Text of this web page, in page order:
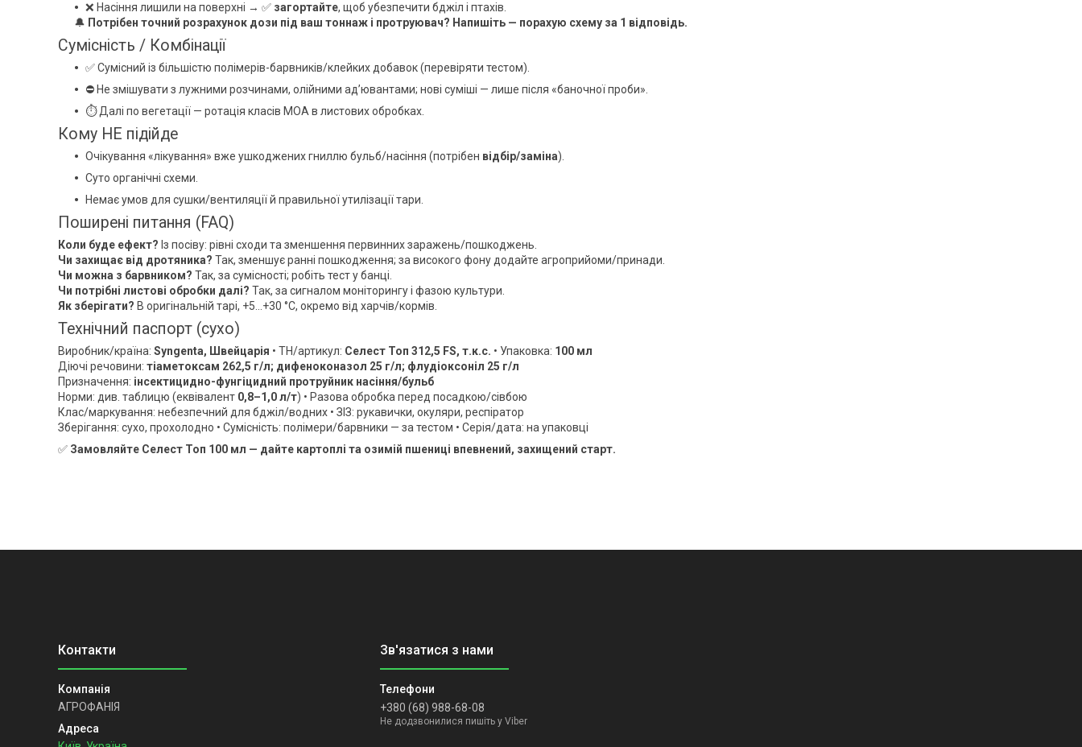
❌ Насіння лишили на поверхні → ✅ загортайте, щоб убезпечити бджіл і птахів.
🔔 Потрібен точний розрахунок дози під ваш тоннаж і протруювач? Напишіть — порахую схему за 1 відповідь.
Сумісність / Комбінації
✅ Сумісний із більшістю полімерів-барвників/клейких добавок (перевіряти тестом).
⛔ Не змішувати з лужними розчинами, олійними ад’ювантами; нові суміші — лише після «баночної проби».
⏱ Далі по вегетації — ротація класів МОА в листових обробках.
Кому НЕ підійде
Очікування «лікування» вже ушкоджених гниллю бульб/насіння (потрібен відбір/заміна).
Суто органічні схеми.
Немає умов для сушки/вентиляції й правильної утилізації тари.
Поширені питання (FAQ)
Коли буде ефект? Із посіву: рівні сходи та зменшення первинних заражень/пошкоджень.
Чи захищає від дротяника? Так, зменшує ранні пошкодження; за високого фону додайте агроприйоми/принади.
Чи можна з барвником? Так, за сумісності; робіть тест у банці.
Чи потрібні листові обробки далі? Так, за сигналом моніторингу і фазою культури.
Як зберігати? В оригінальній тарі, +5…+30 °C, окремо від харчів/кормів.
Технічний паспорт (сухо)
Виробник/країна: Syngenta, Швейцарія • ТН/артикул: Селест Топ 312,5 FS, т.к.с. • Упаковка: 100 мл
Діючі речовини: тіаметоксам 262,5 г/л; дифеноконазол 25 г/л; флудіоксоніл 25 г/л
Призначення: інсектицидно-фунгіцидний протруйник насіння/бульб
Норми: див. таблицю (еквівалент 0,8–1,0 л/т) • Разова обробка перед посадкою/сівбою
Клас/маркування: небезпечний для бджіл/водних • ЗІЗ: рукавички, окуляри, респіратор
Зберігання: сухо, прохолодно • Сумісність: полімери/барвники — за тестом • Серія/дата: на упаковці
✅ Замовляйте Селест Топ 100 мл — дайте картоплі та озимій пшениці впевнений, захищений старт.
АГРОФАНІЯ +380 (68) 988-68-08
Не додзвонилися пишіть у Viber